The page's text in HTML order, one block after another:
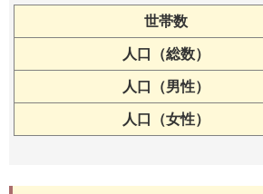
世帯数
人口（総数）
人口（男性）
人口（女性）